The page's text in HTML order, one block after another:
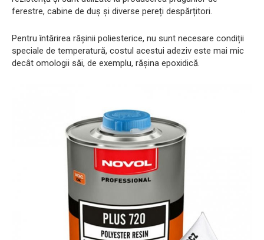
ferestre, cabine de duș și diverse pereți despărțitori.
Pentru întărirea rășinii poliesterice, nu sunt necesare condiții
speciale de temperatură, costul acestui adeziv este mai mic
decât omologii săi, de exemplu, rășina epoxidică.